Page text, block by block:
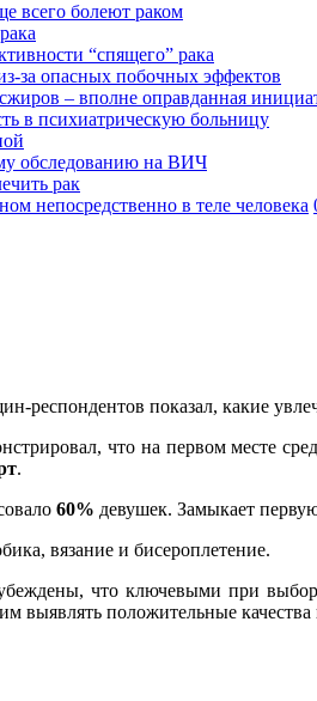
всего болеют раком
“спящего” рака
за опасных побочных эффектов
– вполне оправданная
в психиатрическую больницу
обследованию на ВИЧ
рак
непосредственно в теле человека
респондентов показал, какие
что на первом месте
.
60% девушек. Замыкает
вязание и бисероплетение.
что ключевыми при
положительные качества